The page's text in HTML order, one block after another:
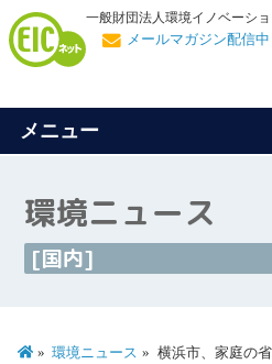
一般財団法人環境イノベーシ
メールマガジン配信中
メニュー
環境ニュース
[国内]
環境ニュース
横浜市、家庭の